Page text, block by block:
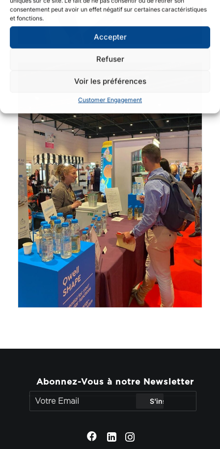
consentement peut avoir un effet négatif sur certaines caractéristiques
et fonctions.
Accepter
Refuser
Voir les préférences
Customer Engagement
Abonnez-Vous à notre Newsletter